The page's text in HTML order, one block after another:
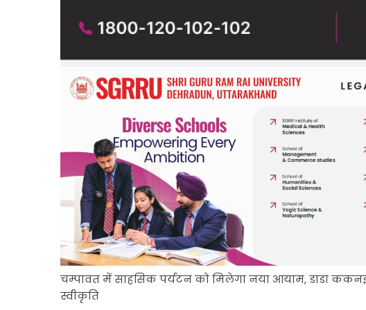
चम्पावत में साहसिक पर्यटन को मिलेगा नया आयाम, डाडा
स्वीकृति